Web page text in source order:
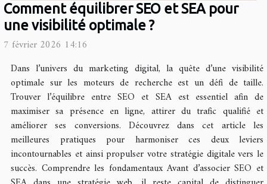
Comment équilibrer SEO et SEA pour
une visibilité optimale ?
7 février 2026 14:16
Dans l’univers du marketing digital, la quête d’une visibilité
optimale sur les moteurs de recherche est un défi de taille.
Trouver l’équilibre entre SEO et SEA est essentiel afin de
maximiser sa présence en ligne, attirer du trafic qualifié et
améliorer ses conversions. Découvrez dans cet article les
meilleures pratiques pour harmoniser ces deux leviers
incontournables et ainsi propulser votre stratégie digitale vers le
succès. Comprendre les fondamentaux Avant d’associer SEO et